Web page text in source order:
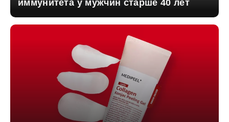
иммунитета у мужчин старше 40 лет